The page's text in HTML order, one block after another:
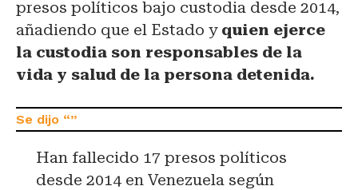
presos políticos bajo custodia desde 2014,
añadiendo que el Estado y quien ejerce
la custodia son responsables de la
vida y salud de la persona detenida.
Han fallecido 17 presos políticos
desde 2014 en Venezuela según